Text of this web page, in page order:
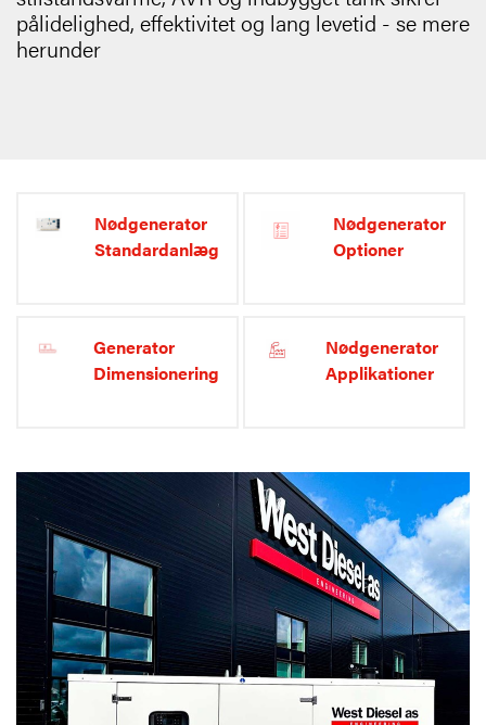
pålidelighed, effektivitet og lang levetid - se mere
herunder
Nødgenerator
Standardanlæg
Nødgenerator
Optioner
Generator
Dimensionering
Nødgenerator
Applikationer